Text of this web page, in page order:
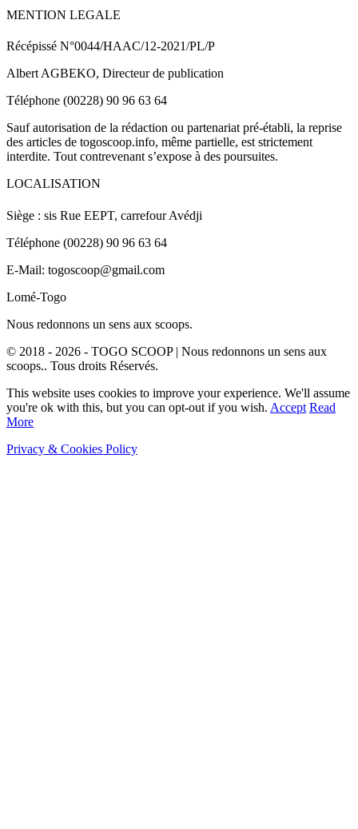
MENTION LEGALE
Récépissé N°0044/HAAC/12-2021/PL/P
Albert AGBEKO, Directeur de publication
Téléphone (00228) 90 96 63 64
Sauf autorisation de la rédaction ou partenariat pré-établi, la reprise
des articles de togoscoop.info, même partielle, est strictement
interdite. Tout contrevenant s’expose à des poursuites.
LOCALISATION
Siège : sis Rue EEPT, carrefour Avédji
Téléphone (00228) 90 96 63 64
E-Mail: togoscoop@gmail.com
Lomé-Togo
Nous redonnons un sens aux scoops.
© 2018 - 2026 - TOGO SCOOP | Nous redonnons un sens aux
scoops.. Tous droits Réservés.
This website uses cookies to improve your experience. We'll assume
you're ok with this, but you can opt-out if you wish. Accept Read
More
Privacy & Cookies Policy